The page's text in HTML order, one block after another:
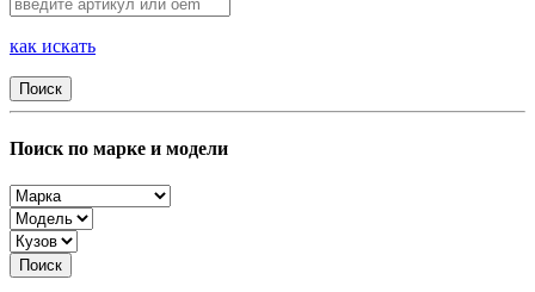
как искать
Поиск
Поиск по марке и модели
Поиск